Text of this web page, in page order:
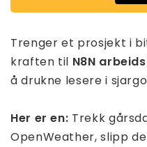
Trenger et prosjekt i
kraften til N8N
å drukne lesere i
Her er en: Trekk
OpenWeather, slipp